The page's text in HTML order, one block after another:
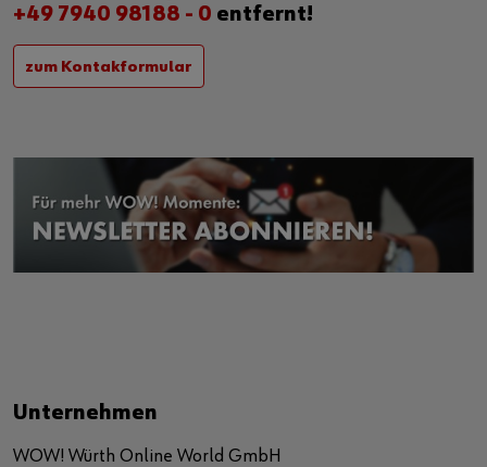
+49 7940 98188 - 0 entfernt!
zum Kontakformular
Unternehmen
WOW! Würth Online World GmbH